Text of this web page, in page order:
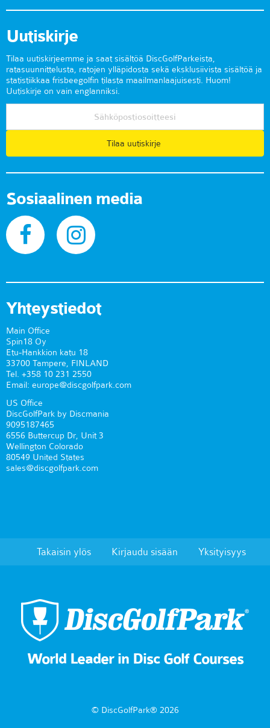
Uutiskirje
Tilaa uutiskirjeemme ja saat sisältöä DiscGolfParkeista,
ratasuunnittelusta, ratojen ylläpidosta sekä eksklusiivista sisältöä ja
statistiikkaa frisbeegolfin tilasta maailmanlaajuisesti. Huom!
Uutiskirje on vain englanniksi.
Tilaa uutiskirje
Sosiaalinen media
Yhteystiedot
Main Office
Spin18 Oy
Etu-Hankkion katu 18
33700 Tampere, FINLAND
Tel. +358 10 231 2550
Email: europe@discgolfpark.com
US Office
DiscGolfPark by Discmania
9095187465
6556 Buttercup Dr, Unit 3
Wellington Colorado
80549 United States
sales@discgolfpark.com
Takaisin ylös Kirjaudu sisään Yksityisyys
World Leader in Disc Golf Courses
© DiscGolfPark® 2026